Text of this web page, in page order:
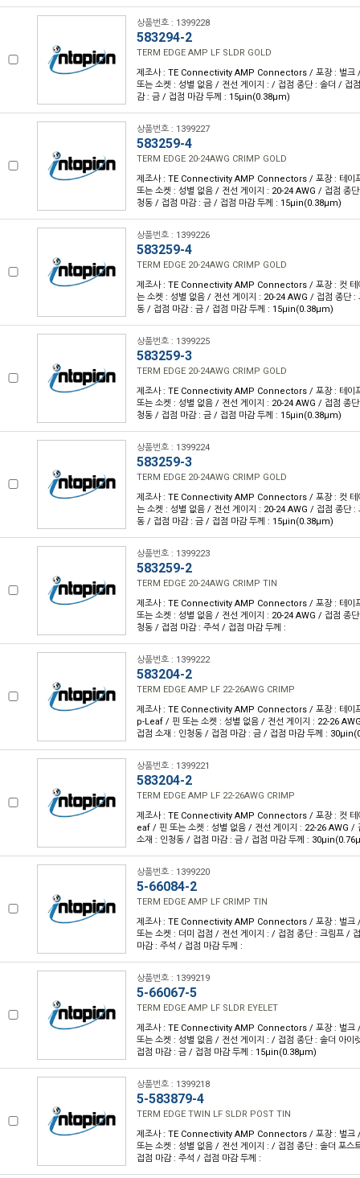
상품번호 : 1399228
583294-2
TERM EDGE AMP LF SLDR GOLD
제조사 : TE Connectivity AMP Connectors / 포장 : 벌크
또는 소켓 : 성별 없음 / 전선 게이지 : / 접점 종단 : 솔더 / 접
감 : 금 / 접점 마감 두께 : 15µin(0.38µm)
상품번호 : 1399227
583259-4
TERM EDGE 20-24AWG CRIMP GOLD
제조사 : TE Connectivity AMP Connectors / 포장 : 테이
또는 소켓 : 성별 없음 / 전선 게이지 : 20-24 AWG / 접점 종
청동 / 접점 마감 : 금 / 접점 마감 두께 : 15µin(0.38µm)
상품번호 : 1399226
583259-4
TERM EDGE 20-24AWG CRIMP GOLD
제조사 : TE Connectivity AMP Connectors / 포장 : 컷 테
는 소켓 : 성별 없음 / 전선 게이지 : 20-24 AWG / 접점 종단 :
동 / 접점 마감 : 금 / 접점 마감 두께 : 15µin(0.38µm)
상품번호 : 1399225
583259-3
TERM EDGE 20-24AWG CRIMP GOLD
제조사 : TE Connectivity AMP Connectors / 포장 : 테이
또는 소켓 : 성별 없음 / 전선 게이지 : 20-24 AWG / 접점 종
청동 / 접점 마감 : 금 / 접점 마감 두께 : 15µin(0.38µm)
상품번호 : 1399224
583259-3
TERM EDGE 20-24AWG CRIMP GOLD
제조사 : TE Connectivity AMP Connectors / 포장 : 컷 테
는 소켓 : 성별 없음 / 전선 게이지 : 20-24 AWG / 접점 종단 :
동 / 접점 마감 : 금 / 접점 마감 두께 : 15µin(0.38µm)
상품번호 : 1399223
583259-2
TERM EDGE 20-24AWG CRIMP TIN
제조사 : TE Connectivity AMP Connectors / 포장 : 테이
또는 소켓 : 성별 없음 / 전선 게이지 : 20-24 AWG / 접점 종
청동 / 접점 마감 : 주석 / 접점 마감 두께 :
상품번호 : 1399222
583204-2
TERM EDGE AMP LF 22-26AWG CRIMP
제조사 : TE Connectivity AMP Connectors / 포장 : 테이
p-Leaf / 핀 또는 소켓 : 성별 없음 / 전선 게이지 : 22-26
접점 소재 : 인청동 / 접점 마감 : 금 / 접점 마감 두께 :
상품번호 : 1399221
583204-2
TERM EDGE AMP LF 22-26AWG CRIMP
제조사 : TE Connectivity AMP Connectors / 포장 : 컷 테
eaf / 핀 또는 소켓 : 성별 없음 / 전선 게이지 : 22-26 AWG /
소재 : 인청동 / 접점 마감 : 금 / 접점 마감 두께 :
상품번호 : 1399220
5-66084-2
TERM EDGE AMP LF CRIMP TIN
제조사 : TE Connectivity AMP Connectors / 포장 : 벌크
또는 소켓 : 더미 접점 / 전선 게이지 : / 접점 종단 : 크림프 /
마감 : 주석 / 접점 마감 두께 :
상품번호 : 1399219
5-66067-5
TERM EDGE AMP LF SLDR EYELET
제조사 : TE Connectivity AMP Connectors / 포장 : 벌크
또는 소켓 : 성별 없음 / 전선 게이지 : / 접점 종단 : 솔더 아이
접점 마감 : 금 / 접점 마감 두께 : 15µin(0.38µm)
상품번호 : 1399218
5-583879-4
TERM EDGE TWIN LF SLDR POST TIN
제조사 : TE Connectivity AMP Connectors / 포장 : 벌크
또는 소켓 : 성별 없음 / 전선 게이지 : / 접점 종단 : 솔더 포스
접점 마감 : 주석 / 접점 마감 두께 :